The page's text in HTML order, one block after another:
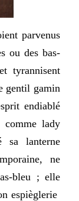
parvenus
ou des bas-
tyrannisent
gentil gamin
endiablé
comme lady
sa lanterne
ne
bleu ; elle
espièglerie